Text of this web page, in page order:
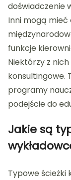
doświadczenie
Inni mogą mieć
funkcje
Niektórzy z
konsultingowe.
programy
podejście do
Jakie są
Typowe ścieżki